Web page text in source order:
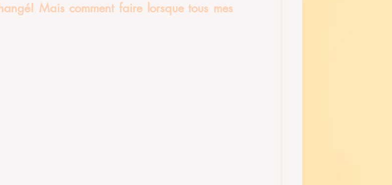
Mais comment faire lorsque tous mes